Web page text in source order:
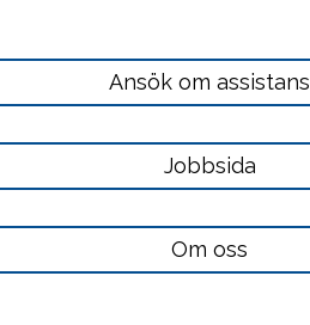
Läs
mer
här
Ansök om assistans
Läs
mer
här
Jobbsida
Läs
mer
Om oss